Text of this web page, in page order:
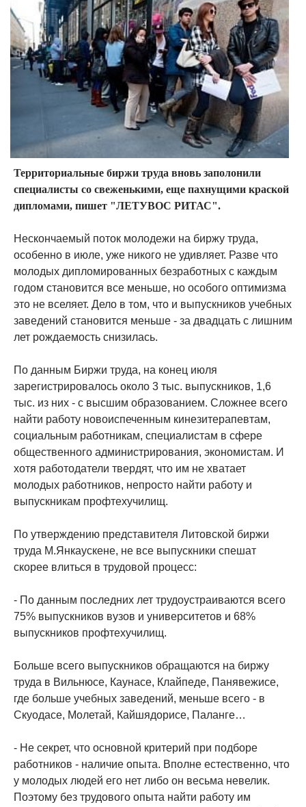
Территориальные биржи труда вновь заполонили
специалисты cо свеженькими, еще пахнущими краской
дипломами, пишет "ЛЕТУВОС РИТАС".
Нескончаемый поток молодежи на биржу труда,
особенно в июле, уже никого не удивляет. Разве что
молодых дипломированных безработных с каждым
годом становится все меньше, но особого оптимизма
это не вселяет. Дело в том, что и выпускников учебных
заведений становится меньше - за двадцать с лишним
лет рождаемость снизилась.
По данным Биржи труда, на конец июля
зарегистрировалось около 3 тыс. выпускников, 1,6
тыс. из них - с высшим образованием. Сложнее всего
найти работу новоиспеченным кинезитерапевтам,
социальным работникам, специалистам в сфере
общественного администрирования, экономистам. И
хотя работодатели твердят, что им не хватает
молодых работников, непросто найти работу и
выпускникам профтехучилищ.
По утверждению представителя Литовской биржи
труда М.Янкаускене, не все выпускники спешат
скорее влиться в трудовой процесс:
- По данным последних лет трудоустраиваются всего
75% выпускников вузов и университетов и 68%
выпускников профтехучилищ.
Больше всего выпускников обращаются на биржу
труда в Вильнюсе, Каунасе, Клайпеде, Панявежисе,
где больше учебных заведений, меньше всего - в
Скуодасе, Молетай, Кайшядорисе, Паланге…
- Не секрет, что основной критерий при подборе
работников - наличие опыта. Вполне естественно, что
у молодых людей его нет либо он весьма невелик.
Поэтому без трудового опыта найти работу им